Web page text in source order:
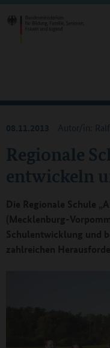
Regionale
entwickeln
08.11.2013 Autor/in:
Die Regionale Schule
(Mecklenburg-
Schulentwicklung und
zahlreichen